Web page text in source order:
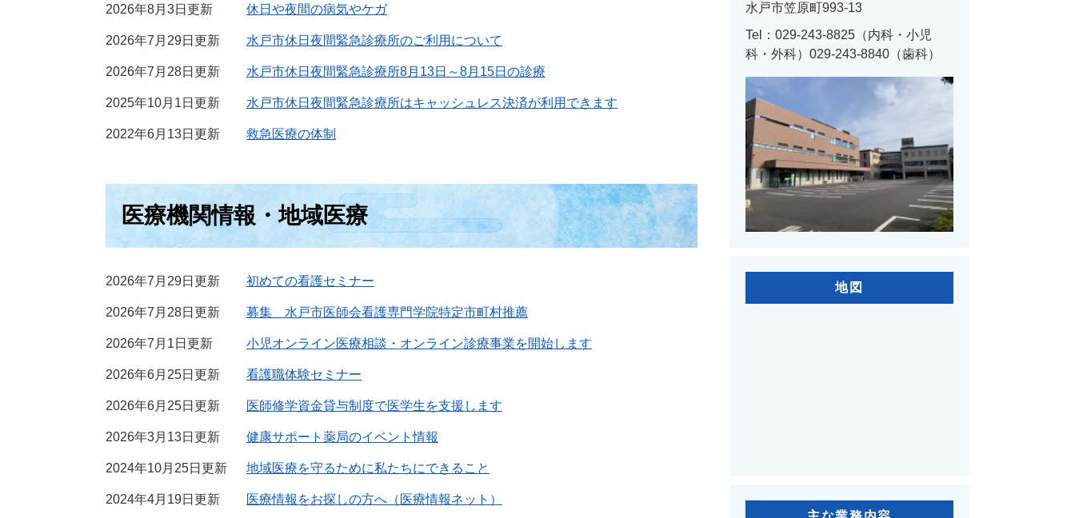
2026年8月3日更新 休日や夜間の病気やケガ
2026年7月29日更新 水戸市休日夜間緊急診療所のご利用について
2026年7月28日更新 水戸市休日夜間緊急診療所8月13日～8月15日の診療
2025年10月1日更新 水戸市休日夜間緊急診療所はキャッシュレス決済が利用できます
2022年6月13日更新 救急医療の体制
医療機関情報・地域医療
2026年7月29日更新 初めての看護セミナー
2026年7月28日更新 募集 水戸市医師会看護専門学院特定市町村推薦
2026年7月1日更新 小児オンライン医療相談・オンライン診療事業を開始します
2026年6月25日更新 看護職体験セミナー
2026年6月25日更新 医師修学資金貸与制度で医学生を支援します
2026年3月13日更新 健康サポート薬局のイベント情報
2024年10月25日更新 地域医療を守るために私たちにできること
2024年4月19日更新 医療情報をお探しの方へ（医療情報ネット）
水戸市笠原町993-13
Tel：029-243-8825（内科・小児
科・外科）029-243-8840（歯科）
地図